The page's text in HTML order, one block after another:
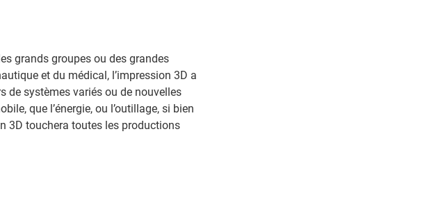
grands groupes ou des grandes
et du médical, l’impression 3D a
de systèmes variés ou de nouvelles
que l’énergie, ou l’outillage, si bien
3D touchera toutes les productions